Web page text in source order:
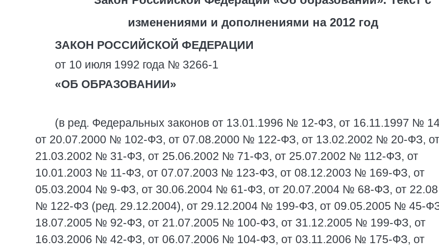
изменениями и дополнениями на 2012 год
ЗАКОН РОССИЙСКОЙ ФЕДЕРАЦИИ
от 10 июля 1992 года № 3266-1
«ОБ ОБРАЗОВАНИИ»
(в ред. Федеральных законов от 13.01.1996 № 12-ФЗ, от 16.11.1997 №
от 20.07.2000 № 102-ФЗ, от 07.08.2000 № 122-ФЗ, от 13.02.2002 № 20-ФЗ,
21.03.2002 № 31-ФЗ, от 25.06.2002 № 71-ФЗ, от 25.07.2002 № 112-ФЗ, от
10.01.2003 № 11-ФЗ, от 07.07.2003 № 123-ФЗ, от 08.12.2003 № 169-ФЗ, от
05.03.2004 № 9-ФЗ, от 30.06.2004 № 61-ФЗ, от 20.07.2004 № 68-ФЗ, от
№ 122-ФЗ (ред. 29.12.2004), от 29.12.2004 № 199-ФЗ, от 09.05.2005 № 45-
18.07.2005 № 92-ФЗ, от 21.07.2005 № 100-ФЗ, от 31.12.2005 № 199-ФЗ, от
16.03.2006 № 42-ФЗ, от 06.07.2006 № 104-ФЗ, от 03.11.2006 № 175-ФЗ, от